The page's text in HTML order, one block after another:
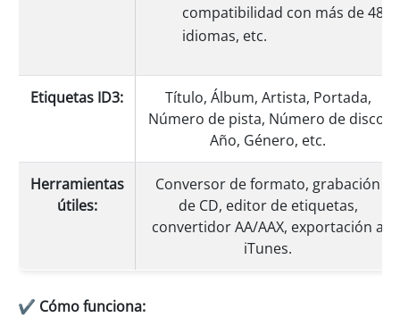
compatibilidad con más de 48
idiomas, etc.
Etiquetas ID3:
Título, Álbum, Artista, Portada,
Número de pista, Número de disco,
Año, Género, etc.
Herramientas
útiles:
Conversor de formato, grabación
de CD, editor de etiquetas,
convertidor AA/AAX, exportación a
iTunes.
✔ Cómo funciona: